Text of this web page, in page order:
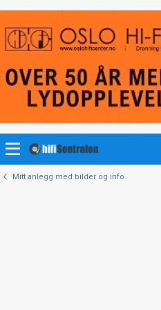
Mitt anlegg med bilder og info